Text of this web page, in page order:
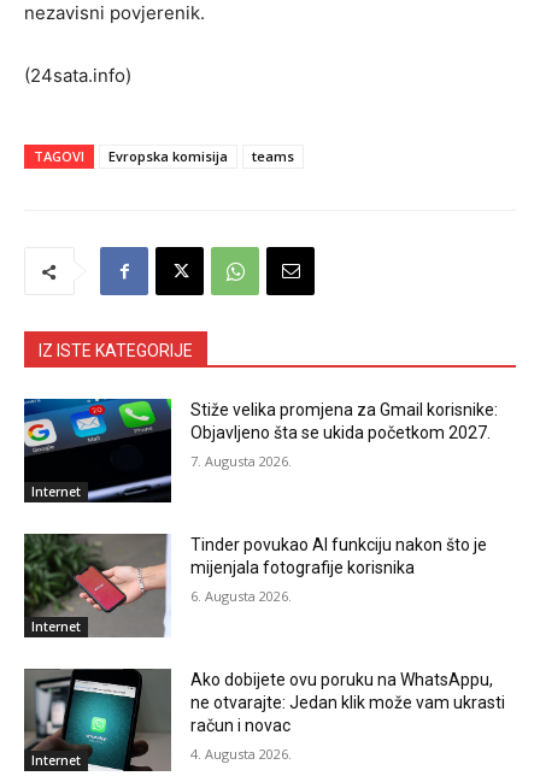
nezavisni povjerenik.
(24sata.info)
TAGOVI Evropska komisija teams
IZ ISTE KATEGORIJE
Internet
Stiže velika promjena za Gmail korisnike:
Objavljeno šta se ukida početkom 2027.
7. Augusta 2026.
Internet
Tinder povukao AI funkciju nakon što je
mijenjala fotografije korisnika
6. Augusta 2026.
Internet
Ako dobijete ovu poruku na WhatsAppu,
ne otvarajte: Jedan klik može vam ukrasti
račun i novac
4. Augusta 2026.